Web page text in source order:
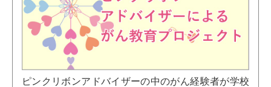
ピンクリボンアドバイザーの中のがん経験者が学校